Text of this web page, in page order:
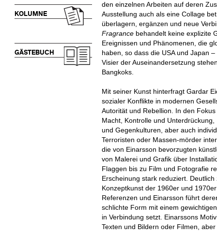
KOLUMNE
GÄSTEBUCH
den einzelnen Arbeiten auf deren
Ausstellung auch als eine Collage
überlagern, ergänzen und neue
Fragrance behandelt keine explizite
Ereignissen und Phänomenen, die
haben, so dass die USA und Japan
Visier der Auseinandersetzung
Bangkoks.
Mit seiner Kunst hinterfragt Gardar
sozialer Konflikte in modernen
Autorität und Rebellion. In den
Macht, Kontrolle und
und Gegenkulturen, aber auch
Terroristen oder Massen-mörder
die von Einarsson bevorzugten
von Malerei und Grafik über
Flaggen bis zu Film und Fotografie
Erscheinung stark reduziert.
Konzeptkunst der 1960er und
Referenzen und Einarsson führt
schlichte Form mit einem
in Verbindung setzt. Einarssons
Texten und Bildern oder Filmen,